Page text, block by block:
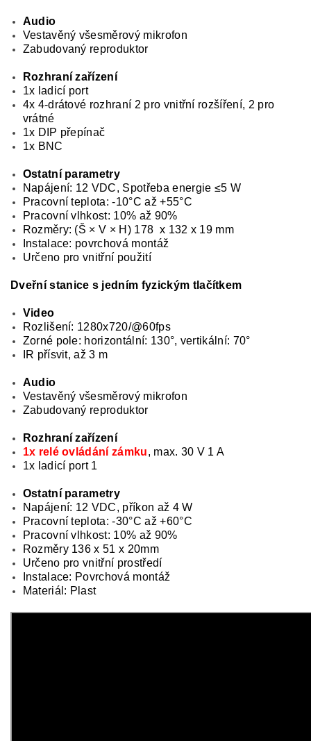
Audio
Vestavěný všesměrový mikrofon
Zabudovaný reproduktor
Rozhraní zařízení
1x ladicí port
4x 4-drátové rozhraní 2 pro vnitřní rozšíření, 2 pro
vrátné
1x DIP přepínač
1x BNC
Ostatní parametry
Napájení: 12 VDC, Spotřeba energie ≤5 W
Pracovní teplota: -10°C až +55°C
Pracovní vlhkost: 10% až 90%
Rozměry: (Š × V × H) 178 x 132 x 19 mm
Instalace: povrchová montáž
Určeno pro vnitřní použití
Dveřní stanice s jedním fyzickým tlačítkem
Video
Rozlišení: 1280x720/@60fps
Zorné pole: horizontální: 130°, vertikální: 70°
IR přísvit, až 3 m
Audio
Vestavěný všesměrový mikrofon
Zabudovaný reproduktor
Rozhraní zařízení
1x relé ovládání zámku, max. 30 V 1 A
1x ladicí port 1
Ostatní parametry
Napájení: 12 VDC, příkon až 4 W
Pracovní teplota: -30°C až +60°C
Pracovní vlhkost: 10% až 90%
Rozměry 136 x 51 x 20mm
Určeno pro vnitřní prostředí
Instalace: Povrchová montáž
Materiál: Plast